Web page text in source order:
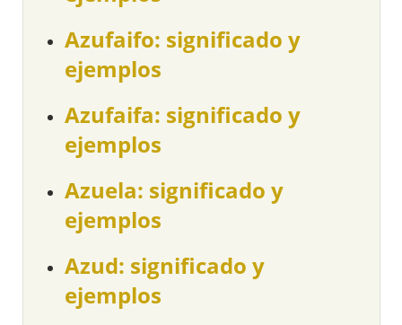
Azufaifo: significado y
ejemplos
Azufaifa: significado y
ejemplos
Azuela: significado y
ejemplos
Azud: significado y
ejemplos